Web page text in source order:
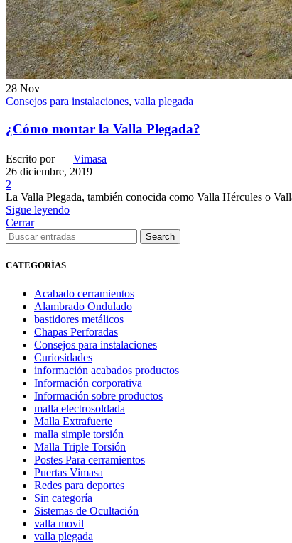
28 Nov
Consejos para instalaciones, valla plegada
¿Cómo montar la Valla Plegada?
Escrito por
Vimasa
26 diciembre, 2019
2
La Valla Plegada, también conocida como Valla Hércules o
Sigue leyendo
Cerrar
Search
CATEGORÍAS
Acabado cerramientos
Alambrado Ondulado
bastidores metálicos
Chapas Perforadas
Consejos para instalaciones
Curiosidades
información acabados productos
Información corporativa
Información sobre productos
malla electrosoldada
Malla Extrafuerte
malla simple torsión
Malla Triple Torsión
Postes Para cerramientos
Puertas Vimasa
Redes para deportes
Sin categoría
Sistemas de Ocultación
valla movil
valla plegada